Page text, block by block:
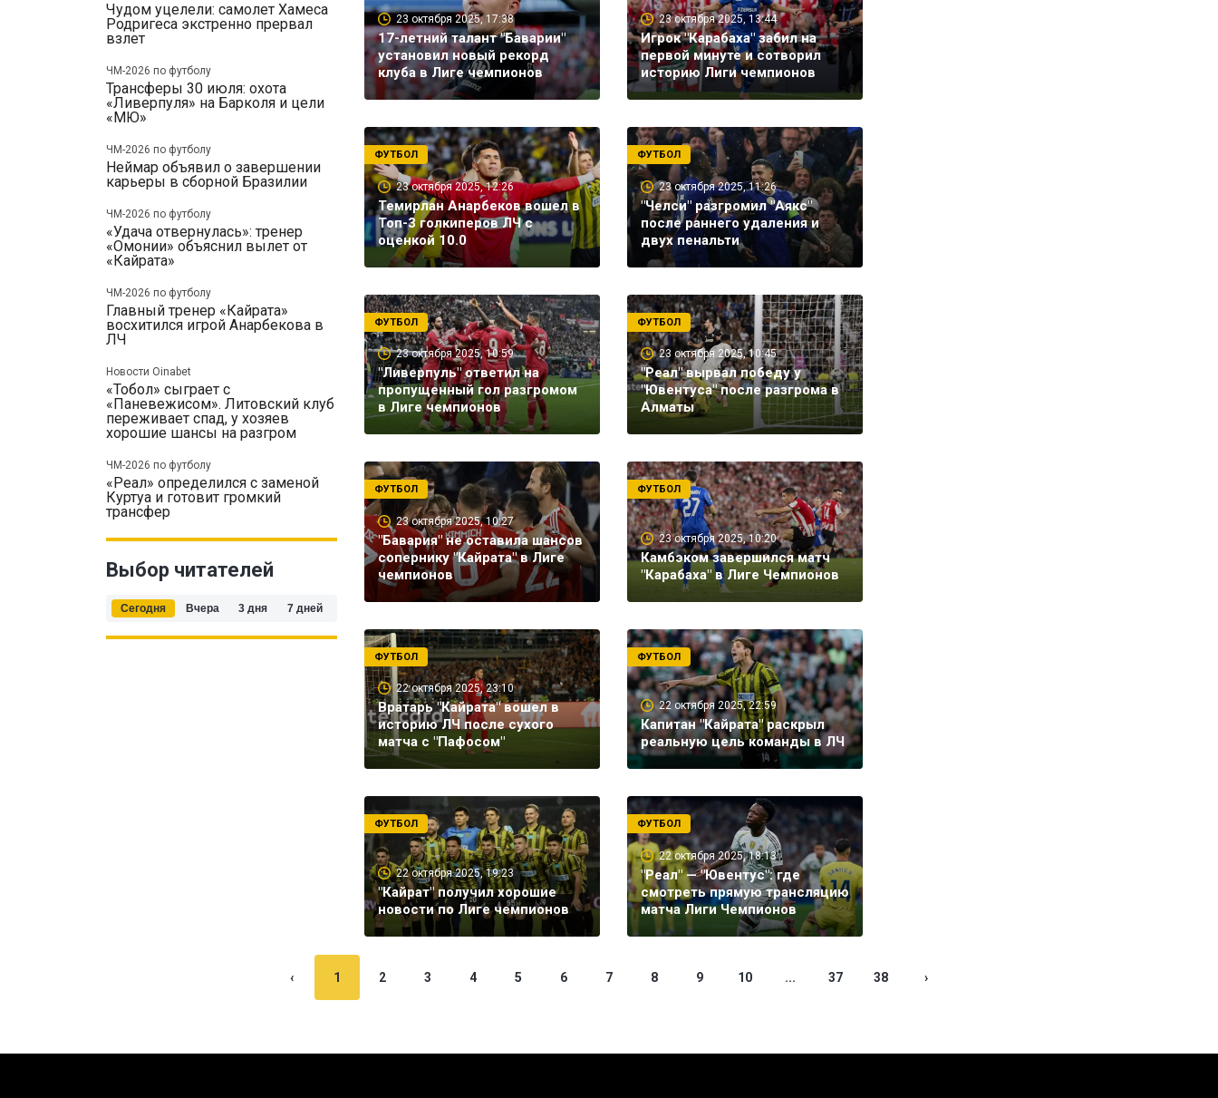
Чудом уцелели: самолет Хамеса
Родригеса экстренно прервал
взлет
ЧМ-2026 по футболу
Трансферы 30 июля: охота
«Ливерпуля» на Барколя и цели
«МЮ»
ЧМ-2026 по футболу
Неймар объявил о завершении
карьеры в сборной Бразилии
ЧМ-2026 по футболу
«Удача отвернулась»: тренер
«Омонии» объяснил вылет от
«Кайрата»
ЧМ-2026 по футболу
Главный тренер «Кайрата»
восхитился игрой Анарбекова в
ЛЧ
Новости Oinabet
«Тобол» сыграет с
«Паневежисом». Литовский клуб
переживает спад, у хозяев
хорошие шансы на разгром
ЧМ-2026 по футболу
«Реал» определился с заменой
Куртуа и готовит громкий
трансфер
Выбор читателей
Сегодня Вчера 3 дня 7 дней
23 октября 2025, 17:38
17-летний талант "Баварии"
установил новый рекорд
клуба в Лиге чемпионов
23 октября 2025, 13:44
Игрок "Карабаха" забил на
первой минуте и сотворил
историю Лиги чемпионов
23 октября 2025, 12:26
Темирлан Анарбеков вошел в
Топ-3 голкиперов ЛЧ с
оценкой 10.0
ФУТБОЛ
23 октября 2025, 11:26
"Челси" разгромил "Аякс"
после раннего удаления и
двух пенальти
ФУТБОЛ
23 октября 2025, 10:59
"Ливерпуль" ответил на
пропущенный гол разгромом
в Лиге чемпионов
ФУТБОЛ
23 октября 2025, 10:45
"Реал" вырвал победу у
"Ювентуса" после разгрома в
Алматы
ФУТБОЛ
23 октября 2025, 10:27
"Бавария" не оставила шансов
сопернику "Кайрата" в Лиге
чемпионов
ФУТБОЛ
23 октября 2025, 10:20
Камбэком завершился матч
"Карабаха" в Лиге Чемпионов
ФУТБОЛ
22 октября 2025, 23:10
Вратарь "Кайрата" вошел в
историю ЛЧ после сухого
матча с "Пафосом"
ФУТБОЛ
22 октября 2025, 22:59
Капитан "Кайрата" раскрыл
реальную цель команды в ЛЧ
ФУТБОЛ
22 октября 2025, 19:23
"Кайрат" получил хорошие
новости по Лиге чемпионов
ФУТБОЛ
22 октября 2025, 18:13
"Реал" — "Ювентус": где
смотреть прямую трансляцию
матча Лиги Чемпионов
ФУТБОЛ
‹ 1 2 3 4 5 6 7 8 9 10 ... 37 38 ›